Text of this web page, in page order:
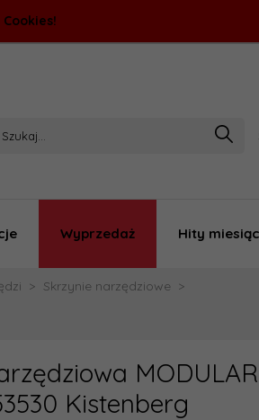
Wyprzedaż Hity
Skrzynie narzędziowe
MODULAR
Kistenberg